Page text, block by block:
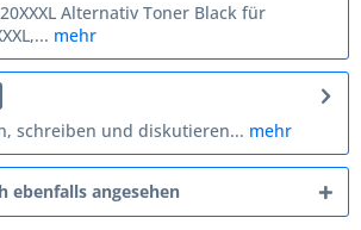
Alternativ Toner Black für
mehr
schreiben und diskutieren... mehr
ebenfalls angesehen